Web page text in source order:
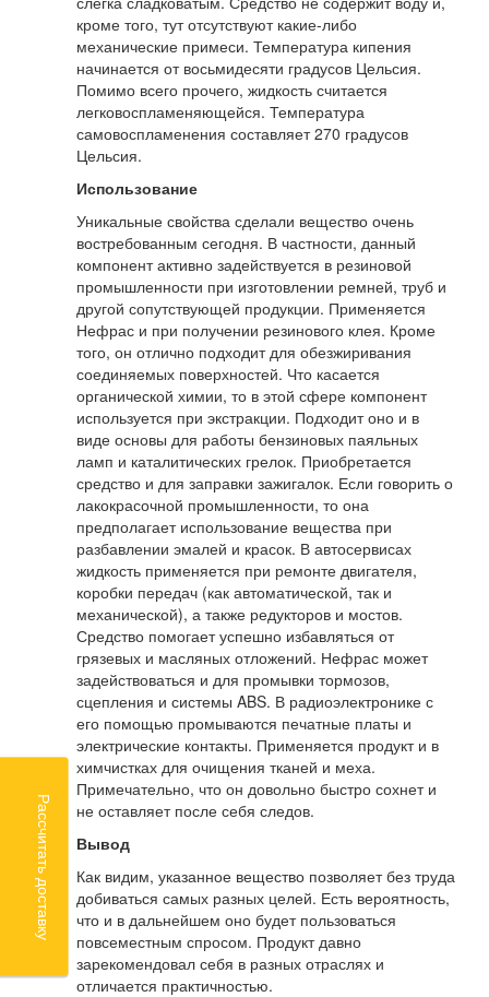
кроме того, тут отсутствуют какие-либо
механические примеси. Температура кипения
начинается от восьмидесяти градусов Цельсия.
Помимо всего прочего, жидкость считается
легковоспламеняющейся. Температура
самовоспламенения составляет 270 градусов
Цельсия.
Использование
Уникальные свойства сделали вещество очень
востребованным сегодня. В частности, данный
компонент активно задействуется в резиновой
промышленности при изготовлении ремней, труб и
другой сопутствующей продукции. Применяется
Нефрас и при получении резинового клея. Кроме
того, он отлично подходит для обезжиривания
соединяемых поверхностей. Что касается
органической химии, то в этой сфере компонент
используется при экстракции. Подходит оно и в
виде основы для работы бензиновых паяльных
ламп и каталитических грелок. Приобретается
средство и для заправки зажигалок. Если говорить о
лакокрасочной промышленности, то она
предполагает использование вещества при
разбавлении эмалей и красок. В автосервисах
жидкость применяется при ремонте двигателя,
коробки передач (как автоматической, так и
механической), а также редукторов и мостов.
Средство помогает успешно избавляться от
грязевых и масляных отложений. Нефрас может
задействоваться и для промывки тормозов,
сцепления и системы ABS. В радиоэлектронике с
его помощью промываются печатные платы и
электрические контакты. Применяется продукт и в
химчистках для очищения тканей и меха.
Примечательно, что он довольно быстро сохнет и
не оставляет после себя следов.
Вывод
Как видим, указанное вещество позволяет без труда
добиваться самых разных целей. Есть вероятность,
что и в дальнейшем оно будет пользоваться
повсеместным спросом. Продукт давно
зарекомендовал себя в разных отраслях и
отличается практичностью.
Рассчитать доставку